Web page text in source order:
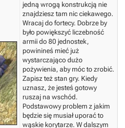
jedną wrogą konstrukcją nie
znajdziesz tam nic ciekawego.
Wracaj do fortecy. Dobrze by
było powiększyć liczebność
armii do 80 jednostek,
powinineś mieć już
wystarczająco dużo
pożywienia, aby móc to zrobić.
Zapisz też stan gry. Kiedy
uznasz, że jesteś gotowy
ruszaj na wschód.
Podstawowy problem z jakim
będzie się musiał uporać to
wąskie korytarze. W dalszym